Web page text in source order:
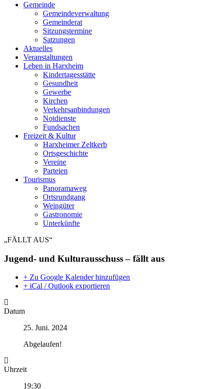
Gemeinde
Gemeindeverwaltung
Gemeinderat
Sitzungstermine
Satzungen
Aktuelles
Veranstaltungen
Leben in Harxheim
Kindertagesstätte
Gesundheit
Gewerbe
Kirchen
Verkehrsanbindungen
Notdienste
Fundsachen
Freizeit & Kultur
Harxheimer Zeltkerb
Ortsgeschichte
Vereine
Parteien
Tourismus
Panoramaweg
Ortsrundgang
Weingüter
Gastronomie
Unterkünfte
„FÄLLT AUS“
Jugend- und Kulturausschuss – fällt aus
+ Zu Google Kalender hinzufügen
+ iCal / Outlook exportieren
Datum
25. Juni. 2024
Abgelaufen!
Uhrzeit
19:30